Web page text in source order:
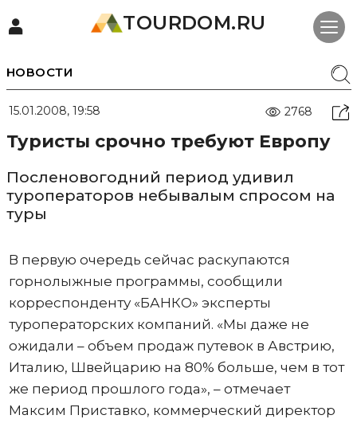
TOURDOM.RU
НОВОСТИ
15.01.2008, 19:58 2768
Туристы срочно требуют Европу
Посленовогодний период удивил
туроператоров небывалым спросом на
туры
В первую очередь сейчас раскупаются
горнолыжные программы, сообщили
корреспонденту «БАНКО» эксперты
туроператорских компаний. «Мы даже не
ожидали – объем продаж путевок в Австрию,
Италию, Швейцарию на 80% больше, чем в тот
же период прошлого года», – отмечает
Максим Приставко, коммерческий директор